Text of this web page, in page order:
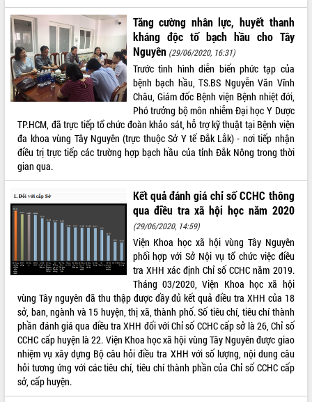
Tăng cường nhân lực, huyết thanh
kháng độc tố bạch hầu cho Tây
Nguyên (29/06/2020, 16:31)
Trước tình hình diễn biến phức tạp của
bệnh bạch hầu, TS.BS Nguyễn Văn Vĩnh
Châu, Giám đốc Bệnh viện Bệnh nhiệt đới,
Phó trưởng bộ môn nhiễm Đại học Y Dược
TP.HCM, đã trực tiếp tổ chức đoàn khảo sát, hỗ trợ kỹ thuật tại Bệnh viện
đa khoa vùng Tây Nguyên (trực thuộc Sở Y tế Đắk Lắk) - nơi tiếp nhận
điều trị trực tiếp các trường hợp bạch hầu của tỉnh Đắk Nông trong thời
gian qua.
Kết quả đánh giá chỉ số CCHC thông
qua điều tra xã hội học năm 2020
(29/06/2020, 14:59)
Viện Khoa học xã hội vùng Tây Nguyên
phối hợp với Sở Nội vụ tổ chức việc điều
tra XHH xác định Chỉ số CCHC năm 2019.
Tháng 03/2020, Viện Khoa học xã hội
vùng Tây nguyên đã thu thập được đầy đủ kết quả điều tra XHH của 18
sở, ban, ngành và 15 huyện, thị xã, thành phố. Số tiêu chí, tiêu chí thành
phần đánh giá qua điều tra XHH đối với Chỉ số CCHC cấp sở là 26, Chỉ số
CCHC cấp huyện là 22. Viện Khoa học xã hội vùng Tây Nguyên được giao
nhiệm vụ xây dựng Bộ câu hỏi điều tra XHH với số lượng, nội dung câu
hỏi tương ứng với các tiêu chí, tiêu chí thành phần của Chỉ số CCHC cấp
sở, cấp huyện.